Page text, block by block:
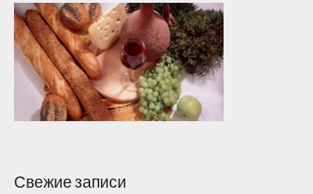
Свежие записи